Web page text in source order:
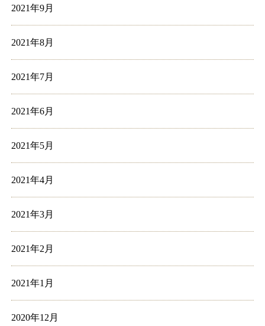
2021年9月
2021年8月
2021年7月
2021年6月
2021年5月
2021年4月
2021年3月
2021年2月
2021年1月
2020年12月